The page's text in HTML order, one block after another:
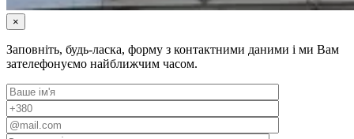
×
Заповніть, будь-ласка, форму з контактними даними і ми Вам
зателефонуємо найближчим часом.